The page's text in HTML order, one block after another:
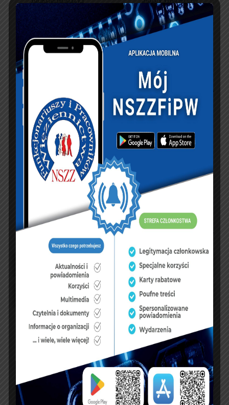
pracowników
KSIĘGA GOŚCI:
Zobacz księgę
dopisz do księgi
NASZ FACEBOOK
UBEZPIECZENIA
sierpień 2026
W Ś P S N
1 2